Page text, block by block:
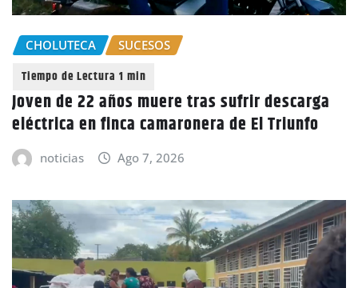
CHOLUTECA SUCESOS
Joven de 22 años muere tras sufrir descarga
eléctrica en finca camaronera de El Triunfo
noticias Ago 7, 2026